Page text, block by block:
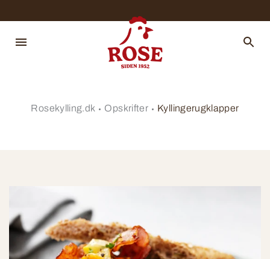
Rosekylling.dk Opskrifter Kyllingerugklapper